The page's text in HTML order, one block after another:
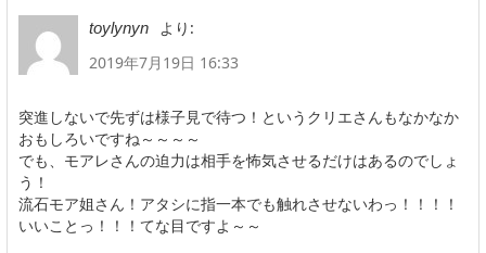
toylynyn
より:
2019年7月19日 16:33
突進しないで先ずは様子見で待つ！というクリエさんもなかなか
おもしろいですね～～～～
でも、モアレさんの迫力は相手を怖気させるだけはあるのでしょ
う！
流石モア姐さん！アタシに指一本でも触れさせないわっ！！！！
いいことっ！！！てな目ですよ～～